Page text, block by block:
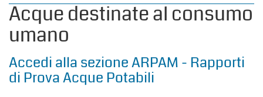
Acque destinate al consumo
umano
Accedi alla sezione ARPAM - Rapporti
di Prova Acque Potabili